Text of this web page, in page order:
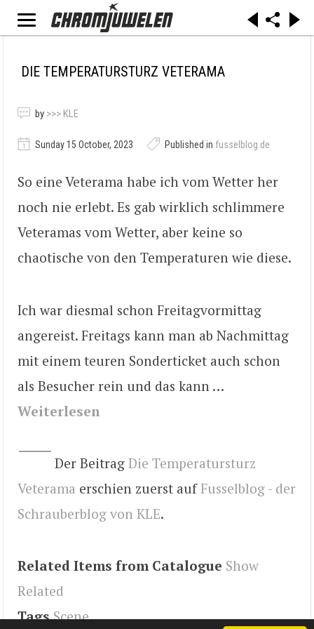
DIE TEMPERATURSTURZ VETERAMA
by >>> KLE
Sunday 15 October, 2023 Published in fusselblog.de
So eine Veterama habe ich vom Wetter her
noch nie erlebt. Es gab wirklich schlimmere
Veteramas vom Wetter, aber keine so
chaotische von den Temperaturen wie diese.
Ich war diesmal schon Freitagvormittag
angereist. Freitags kann man ab Nachmittag
mit einem teuren Sonderticket auch schon
als Besucher rein und das kann …
Weiterlesen
Der Beitrag Die Temperatursturz
Veterama erschien zuerst auf Fusselblog - der
Schrauberblog von KLE.
Related Items from Catalogue Show
Related
Tags Scene